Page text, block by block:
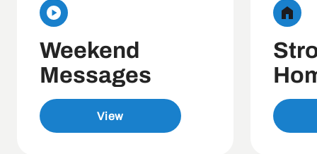
Weekend
Messages
View